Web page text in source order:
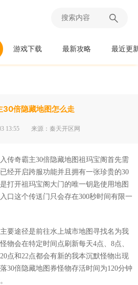
游戏下载 最新攻略 最近更
30倍隐藏地图怎么走
13:55 来源：秦天开区网
传奇霸主30倍隐藏地图祖玛宝阁首先需
经开启跨服功能并且拥有一张珍贵的30
打开祖玛宝阁大门的唯一钥匙使用地图
口这个传送门只会存在300秒时间有限一
要途径是前往水上城市地图寻找名为我
物会在特定时间点刷新每天4点、8点、
点和22点都会有新的我本沉默怪物出现
30倍隐藏地图券怪物存活时间为120分钟